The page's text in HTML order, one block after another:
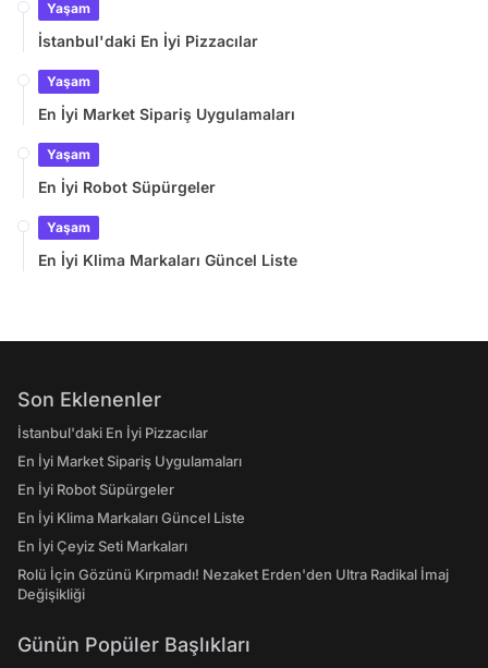
Yaşam
İstanbul'daki En İyi Pizzacılar
Yaşam
En İyi Market Sipariş Uygulamaları
Yaşam
En İyi Robot Süpürgeler
Yaşam
En İyi Klima Markaları Güncel Liste
Son Eklenenler
İstanbul'daki En İyi Pizzacılar
En İyi Market Sipariş Uygulamaları
En İyi Robot Süpürgeler
En İyi Klima Markaları Güncel Liste
En İyi Çeyiz Seti Markaları
Rolü İçin Gözünü Kırpmadı! Nezaket Erden'den Ultra Radikal İmaj
Değişikliği
Günün Popüler Başlıkları